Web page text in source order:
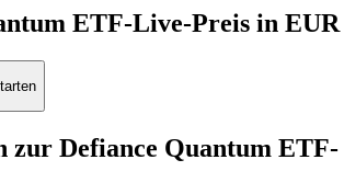
ETF-Live-Preis in EUR
zur Defiance Quantum ETF-